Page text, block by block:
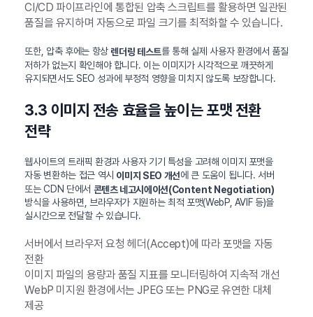
CI/CD 파이프라인에 통합된 압축 스크립트를 활용하면 일관된
품질을 유지하며 자동으로 파일 크기를 최적화할 수 있습니다.
또한, 압축 후에는 항상 렌더링 테스트를 통해 실제 사용자 환경에서 품질
저하가 없는지 확인해야 합니다. 이는 이미지가 시각적으로 깨끗하게
유지되면서도 SEO 성과에 부정적 영향을 미치지 않도록 보장합니다.
3.3 이미지 전송 효율을 높이는 포맷 전환
전략
웹사이트의 트래픽 환경과 사용자 기기 특성을 고려해 이미지 포맷을
자동 변환하는 접근 역시 이미지 SEO 개선에 큰 도움이 됩니다. 서버
또는 CDN 단에서 콘텐츠 네고시에이션(Content Negotiation)
방식을 사용하면, 브라우저가 지원하는 최적 포맷(WebP, AVIF 등)을
실시간으로 전달할 수 있습니다.
서버에서 브라우저 요청 헤더(Accept)에 따라 포맷을 자동
전환
이미지 파일의 용량과 품질 지표를 모니터링하여 지속적 개선
WebP 미지원 환경에서는 JPEG 또는 PNG로 유연한 대체
제공